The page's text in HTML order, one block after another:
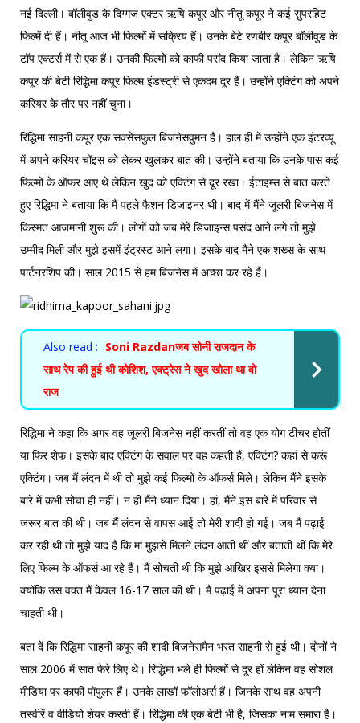
नई दिल्ली। बॉलीवुड के दिग्गज एक्टर ऋषि कपूर और नीतू कपूर ने कई सुपरहिट
फिल्में दी हैं। नीतू आज भी फिल्मों में सक्रिय हैं। उनके बेटे रणबीर कपूर बॉलीवुड के
टॉप एक्टर्स में से एक हैं। उनकी फिल्मों को काफी पसंद किया जाता है। लेकिन ऋषि
कपूर की बेटी रिद्धिमा कपूर फिल्म इंडस्ट्री से एकदम दूर हैं। उन्होंने एक्टिंग को अपने
करियर के तौर पर नहीं चुना।
रिद्धिमा साहनी कपूर एक सक्सेसफुल बिजनेसवुमन हैं। हाल ही में उन्होंने एक इंटरव्यू
में अपने करियर चॉइस को लेकर खुलकर बात की। उन्होंने बताया कि उनके पास कई
फिल्मों के ऑफर आए थे लेकिन खुद को एक्टिंग से दूर रखा। ईटाइम्स से बात करते
हुए रिद्धिमा ने बताया कि मैं पहले फैशन डिजाइनर थी। बाद में मैंने जूलरी बिजनेस में
किस्मत आजमानी शुरू की। लोगों को जब मेरे डिजाइन्स पसंद आने लगे तो मुझे
उम्मीद मिली और मुझे इसमें इंट्रस्ट आने लगा। इसके बाद मैंने एक शख्स के साथ
पार्टनरशिप की। साल 2015 से हम बिजनेस में अच्छा कर रहे हैं।
Also read : Soni Razdanजब सोनी राजदान के
साथ रेप की हुई थी कोशिश, एक्ट्रेस ने खुद खोला था वो
राज
रिद्धिमा ने कहा कि अगर वह जूलरी बिजनेस नहीं करतीं तो वह एक योग टीचर होतीं
या फिर शेफ। इसके बाद एक्टिंग के सवाल पर वह कहती हैं, एक्टिंग? कहां से करूं
एक्टिंग। जब मैं लंदन में थी तो मुझे कई फिल्मों के ऑफर्स मिले। लेकिन मैंने इसके
बारे में कभी सोचा ही नहीं। न ही मैंने ध्यान दिया। हां, मैंने इस बारे में परिवार से
जरूर बात की थी। जब मैं लंदन से वापस आई तो मेरी शादी हो गई। जब मैं पढ़ाई
कर रही थी तो मुझे याद है कि मां मुझसे मिलने लंदन आती थीं और बताती थीं कि मेरे
लिए फिल्म के ऑफर्स आ रहे हैं। मैं सोचती थी कि मुझे आखिर इससे मिलेगा क्या।
क्योंकि उस वक्त मैं केवल 16-17 साल की थी। मैं पढ़ाई में अपना पूरा ध्यान देना
चाहती थी।
बता दें कि रिद्धिमा साहनी कपूर की शादी बिजनेसमैन भरत साहनी से हुई थी। दोनों ने
साल 2006 में सात फेरे लिए थे। रिद्धिमा भले ही फिल्मों से दूर हों लेकिन वह सोशल
मीडिया पर काफी पॉपुलर हैं। उनके लाखों फॉलोअर्स हैं। जिनके साथ वह अपनी
तस्वीरें व वीडियो शेयर करती हैं। रिद्धिमा की एक बेटी भी है, जिसका नाम समारा है।